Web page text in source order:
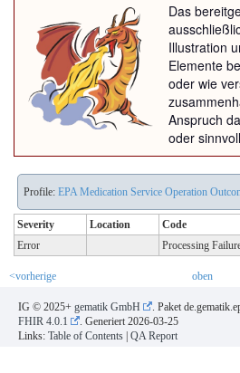
Das
Illustration
Elemente
oder wie
Anspruch
oder
Profile: EPA Medication Service Operation
Severity Location Code
Error
Processing
<vorherige oben
IG © 2025+ gematik GmbH
. Paket
FHIR 4.0.1
. Generiert 2026-03-25
Links: Table of Contents | QA Report